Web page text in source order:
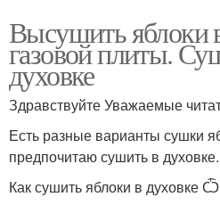
Высушить яблоки
газовой плиты.
духовке
Есть разные варианты сушки
предпочитаю сушить в духовке.
Как сушить яблоки в духовке Ѽ